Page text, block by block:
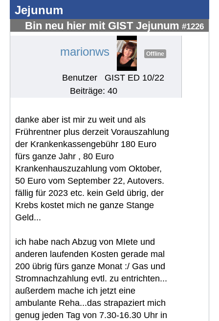
Jejunum
Bin neu hier mit GIST Jejunum #1226
marionws Offline
Benutzer
GIST ED 10/22
Beiträge: 40
danke aber ist mir zu weit und als
Frührentner plus derzeit Vorauszahlung
der Krankenkassengebühr 180 Euro
fürs ganze Jahr , 80 Euro
Krankenhauszuzahlung vom Oktober,
50 Euro vom September 22, Autovers.
fällig für 2023 etc. kein Geld übrig, der
Krebs kostet mich ne ganze Stange
Geld...
ich habe nach Abzug von MIete und
anderen laufenden Kosten gerade mal
200 übrig fürs ganze Monat :/ Gas und
Stromnachzahlung evtl. zu entrichten...
außerdem mache ich jetzt eine
ambulante Reha...das strapaziert mich
genug jeden Tag von 7.30-16.30 Uhr in